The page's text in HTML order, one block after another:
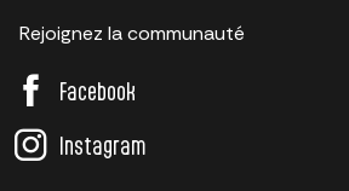
Rejoignez la communauté
Facebook
Instagram